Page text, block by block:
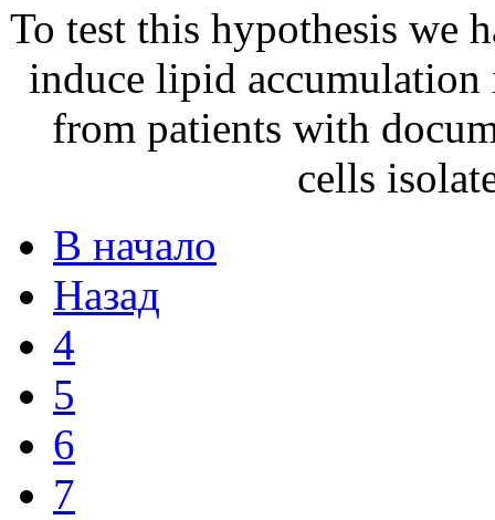
To test this hypothesis we
induce lipid accumulation
from patients with
cells
В начало
Назад
4
5
6
7